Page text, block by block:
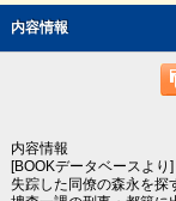
内容情報
内容情報
[BOOKデータベースより]
失踪した同僚の森永を探